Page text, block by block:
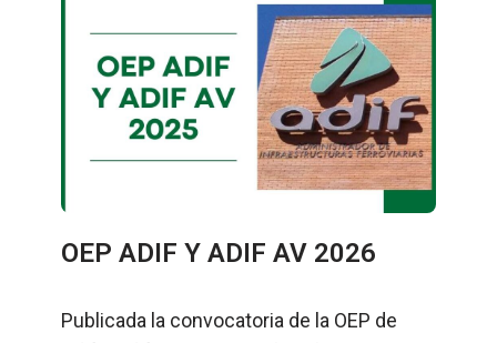
OEP ADIF Y ADIF AV 2026
Publicada la convocatoria de la OEP de